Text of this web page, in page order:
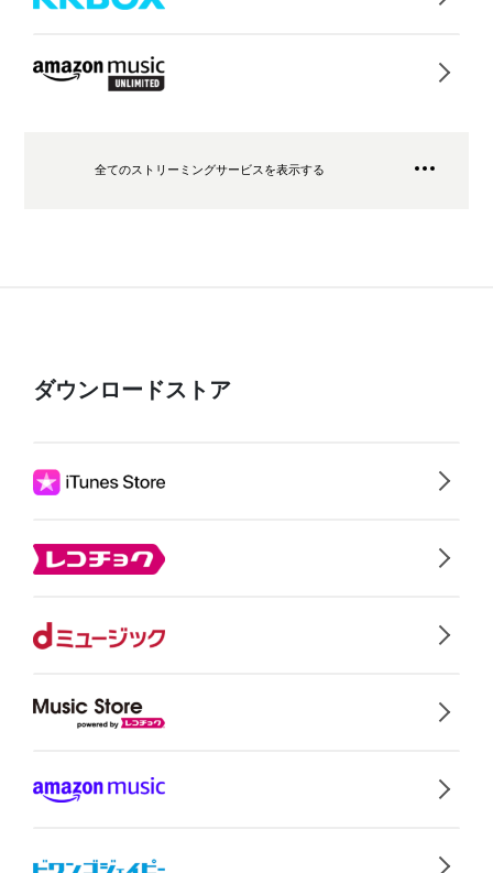
全てのストリーミングサービスを表示する
ダウンロードストア